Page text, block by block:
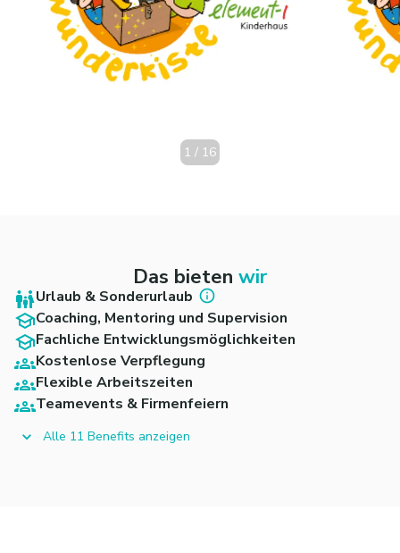
1 / 16
Das bieten wir
Urlaub & Sonderurlaub
Coaching, Mentoring und Supervision
Fachliche Entwicklungsmöglichkeiten
Kostenlose Verpflegung
Flexible Arbeitszeiten
Teamevents & Firmenfeiern
Alle 11 Benefits anzeigen